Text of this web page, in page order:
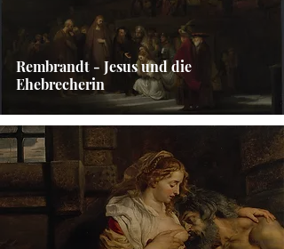
Rembrandt - Jesus und die
Ehebrecherin